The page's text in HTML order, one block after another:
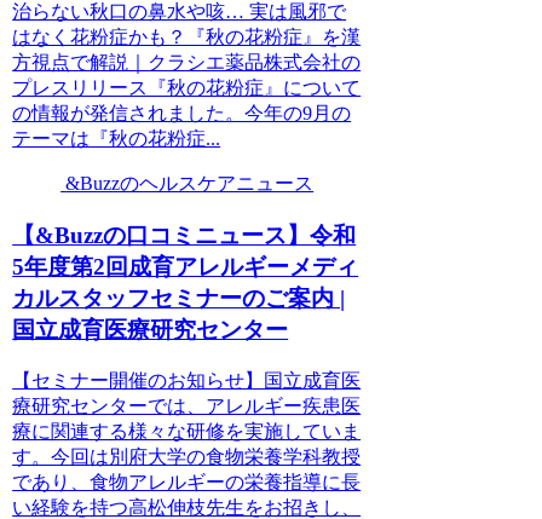
治らない秋口の鼻水や咳… 実は風邪で
はなく花粉症かも？『秋の花粉症』を漢
方視点で解説｜クラシエ薬品株式会社の
プレスリリース『秋の花粉症』について
の情報が発信されました。今年の9月の
テーマは『秋の花粉症...
&Buzzのヘルスケアニュース
【&Buzzの口コミニュース】令和
5年度第2回成育アレルギーメディ
カルスタッフセミナーのご案内 |
国立成育医療研究センター
【セミナー開催のお知らせ】国立成育医
療研究センターでは、アレルギー疾患医
療に関連する様々な研修を実施していま
す。今回は別府大学の食物栄養学科教授
であり、食物アレルギーの栄養指導に長
い経験を持つ高松伸枝先生をお招きし、